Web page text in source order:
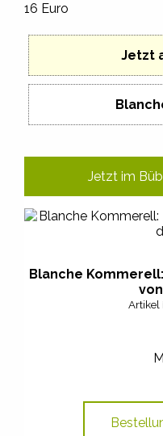
16 Euro
Jetzt
Jetzt im
Blanche
Artikel